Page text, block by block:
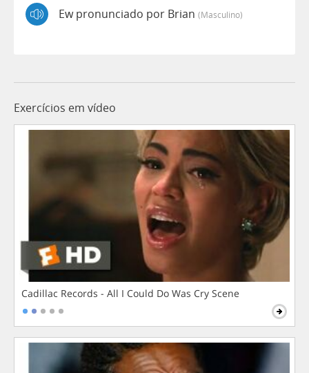
Ew pronunciado por Brian (masculino)
Exercícios em vídeo
Cadillac Records - All I Could Do Was Cry Scene